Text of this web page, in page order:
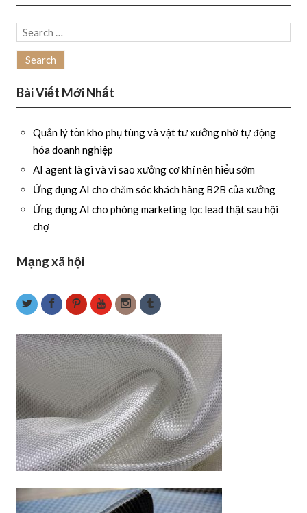
Search
for:
Bài Viết Mới Nhất
Quản lý tồn kho phụ tùng và vật tư xưởng nhờ tự động
hóa doanh nghiệp
AI agent là gì và vì sao xưởng cơ khí nên hiểu sớm
Ứng dụng AI cho chăm sóc khách hàng B2B của xưởng
Ứng dụng AI cho phòng marketing lọc lead thật sau hội
chợ
Mạng xã hội